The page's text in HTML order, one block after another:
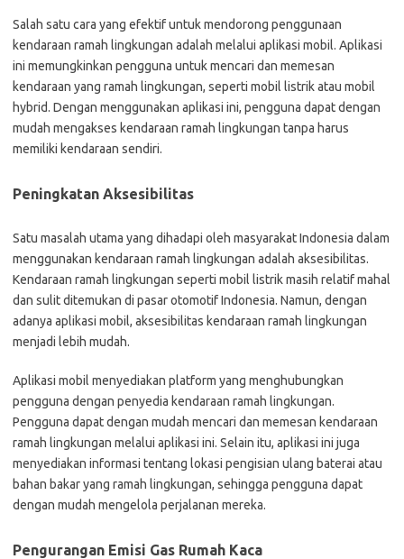
Salah satu cara yang efektif untuk mendorong penggunaan
kendaraan ramah lingkungan adalah melalui aplikasi mobil. Aplikasi
ini memungkinkan pengguna untuk mencari dan memesan
kendaraan yang ramah lingkungan, seperti mobil listrik atau mobil
hybrid. Dengan menggunakan aplikasi ini, pengguna dapat dengan
mudah mengakses kendaraan ramah lingkungan tanpa harus
memiliki kendaraan sendiri.
Peningkatan Aksesibilitas
Satu masalah utama yang dihadapi oleh masyarakat Indonesia dalam
menggunakan kendaraan ramah lingkungan adalah aksesibilitas.
Kendaraan ramah lingkungan seperti mobil listrik masih relatif mahal
dan sulit ditemukan di pasar otomotif Indonesia. Namun, dengan
adanya aplikasi mobil, aksesibilitas kendaraan ramah lingkungan
menjadi lebih mudah.
Aplikasi mobil menyediakan platform yang menghubungkan
pengguna dengan penyedia kendaraan ramah lingkungan.
Pengguna dapat dengan mudah mencari dan memesan kendaraan
ramah lingkungan melalui aplikasi ini. Selain itu, aplikasi ini juga
menyediakan informasi tentang lokasi pengisian ulang baterai atau
bahan bakar yang ramah lingkungan, sehingga pengguna dapat
dengan mudah mengelola perjalanan mereka.
Pengurangan Emisi Gas Rumah Kaca